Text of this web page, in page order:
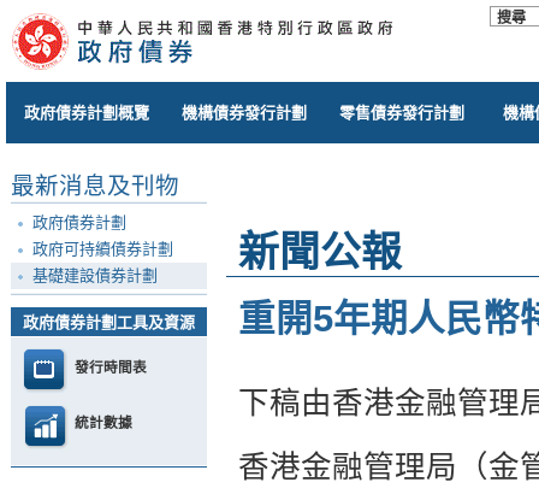
政府債券計劃概覽 機構債券發行計劃 零售債券發行計劃 機構
最新消息及刊物
政府債券計劃
政府可持續債券計劃
基礎建設債券計劃
政府債券計劃工具及資源
發行時間表
統計數據
新聞公報
重開5年期人民幣
下稿由香港金融管理
香港金融管理局（金